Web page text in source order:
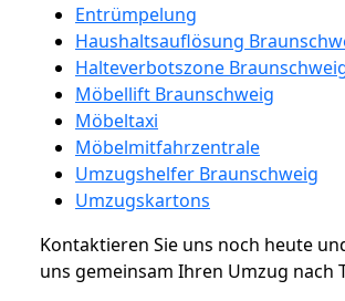
Entrümpelung
Haushaltsauflösung
Halteverbotszone
Möbellift Braunschweig
Möbeltaxi
Möbelmitfahrzentrale
Umzugshelfer Braunschweig
Umzugskartons
Kontaktieren Sie uns noch heute
uns gemeinsam Ihren Umzug nach